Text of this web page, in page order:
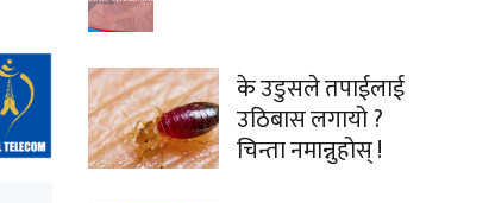
के उडुसले तपाईलाई
उठिबास लगायो ?
चिन्ता नमान्नुहोस् !